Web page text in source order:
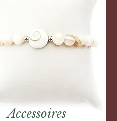
Accessoires